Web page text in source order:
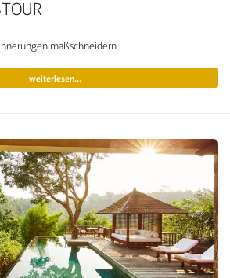
maßschneidern
weiterlesen…